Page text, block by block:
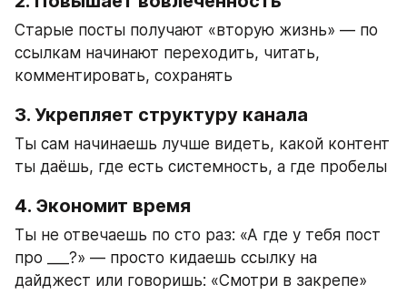
Старые посты получают «вторую жизнь» — по
ссылкам начинают переходить, читать,
комментировать, сохранять
3. Укрепляет структуру канала
Ты сам начинаешь лучше видеть, какой контент
ты даёшь, где есть системность, а где пробелы
4. Экономит время
Ты не отвечаешь по сто раз: «А где у тебя пост
про ___?» — просто кидаешь ссылку на
дайджест или говоришь: «Смотри в закрепе»